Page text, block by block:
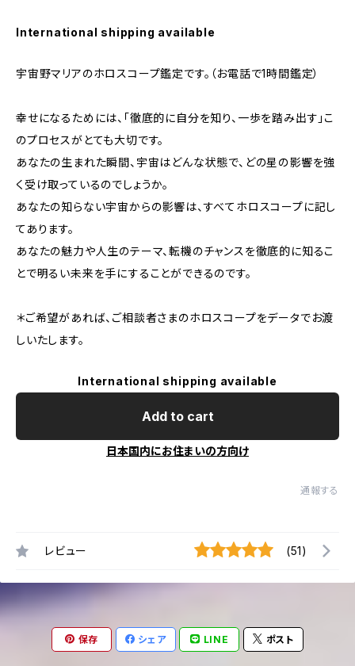
International shipping available
宇宙野マリアのホロスコープ鑑定です。（お電話で1時間鑑定）
幸せになるためには、「徹底的に自分を知り、一歩を踏み出す」こ
のプロセスがとても大切です。
あなたの生まれた瞬間、宇宙はどんな状態で、どの星の影響を強
く受け取っているのでしょうか。
あなたの知らない宇宙からの影響は、すべてホロスコープに記し
てあります。
あなたの魅力や人生のテーマ、転機のチャンスを徹底的に知るこ
とで明るい未来を手にすることができるのです。
＊ご希望があれば、ご相談者さまのホロスコープをデータでお渡
しいたします。
International shipping available
Add to cart
日本国内にお住まいの方向け
通報する
レビュー (51)
保存 シェア LINE ポスト